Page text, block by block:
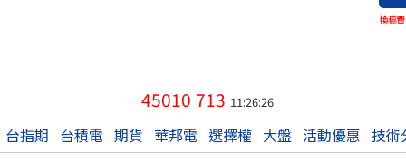
換稿費
45010 713 11:26:26
台指期 台積電 期貨 華邦電 選擇權 大盤 活動優惠 技術